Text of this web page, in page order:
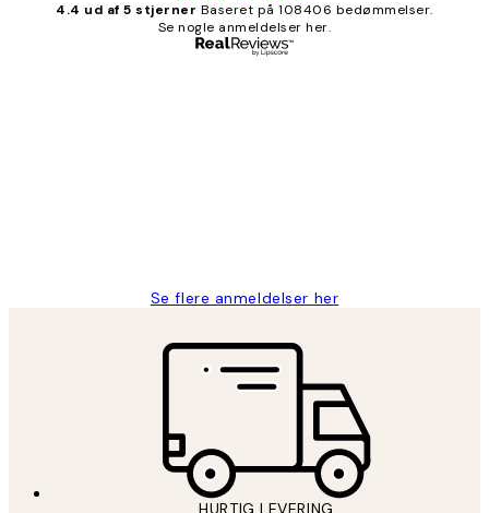
4.4 ud af 5 stjerner Baseret på 108406 bedømmelser.
Se nogle anmeldelser her.
Se flere anmeldelser her